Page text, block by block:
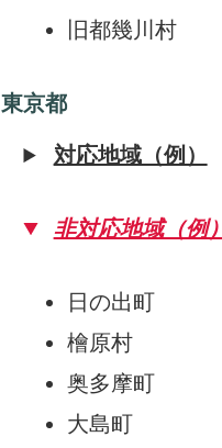
旧都幾川村
東京都
対応地域（例）
非対応地域（例）
日の出町
檜原村
奥多摩町
大島町